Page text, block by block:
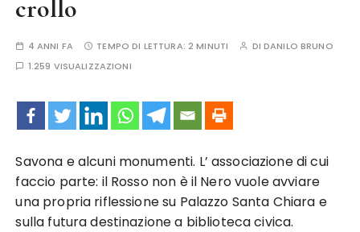
crollo
4 ANNI FA TEMPO DI LETTURA:2 MINUTI DI DANILO BRUNO
1.259 VISUALIZZAZIONI
Savona e alcuni monumenti. L’ associazione di cui
faccio parte: il Rosso non è il Nero vuole avviare
una propria riflessione su Palazzo Santa Chiara e
sulla futura destinazione a biblioteca civica.